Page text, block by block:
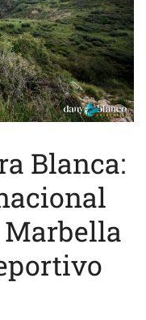
Blanca:
Marbella